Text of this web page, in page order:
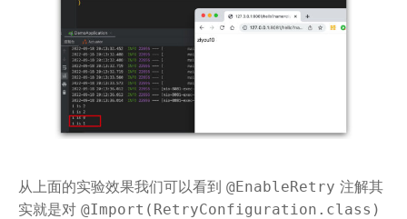
从上面的实验效果我们可以看到 @EnableRetry 注解其
实就是对 @Import(RetryConfiguration.class)